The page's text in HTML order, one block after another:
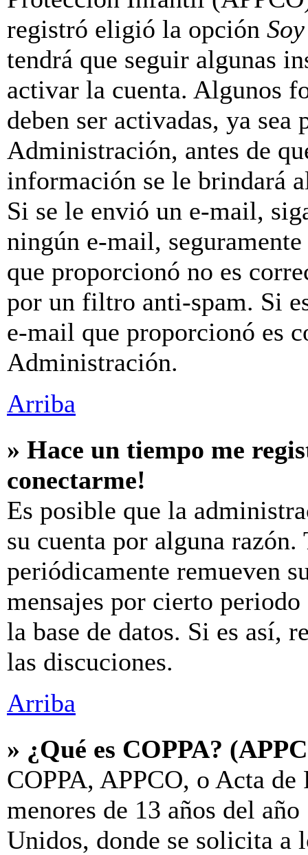
registró eligió la opción
tendrá que seguir algunas
activar la cuenta. Algunos
deben ser activadas, ya
Administración, antes de
información se le brindará
Si se le envió un e-mail,
ningún e-mail,
que proporcionó no es
por un filtro anti-spam. Si
e-mail que proporcionó es
Administración.
Arriba
» Hace un tiempo me
conectarme!
Es posible que la
su cuenta por alguna
periódicamente remueven
mensajes por cierto
la base de datos. Si es así,
las discuciones.
Arriba
» ¿Qué es COPPA?
COPPA, APPCO, o Acta
menores de 13 años del
Unidos, donde se solicita a